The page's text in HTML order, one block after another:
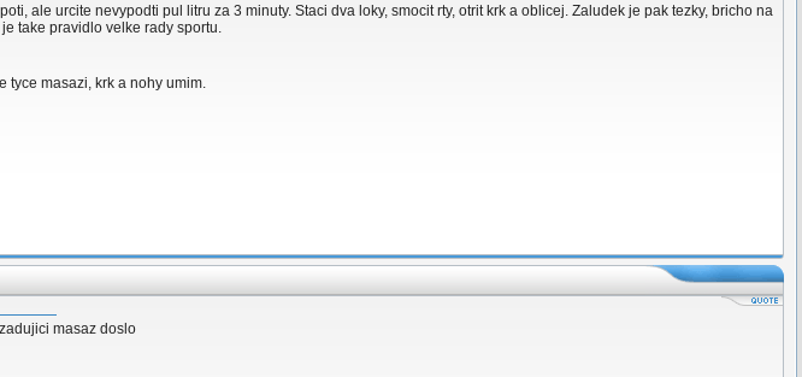
ale urcite nevypodti pul litru za 3 minuty. Staci dva loky, smocit rty, otrit krk a oblicej. Zaludek je pak tezky, bricho na
take pravidlo velke rady sportu.
tyce masazi, krk a nohy umim.
masaz doslo